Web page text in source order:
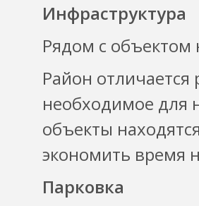
Инфраструктура
Рядом с объектом
Район отличается
необходимое для
объекты
экономить время
Парковка